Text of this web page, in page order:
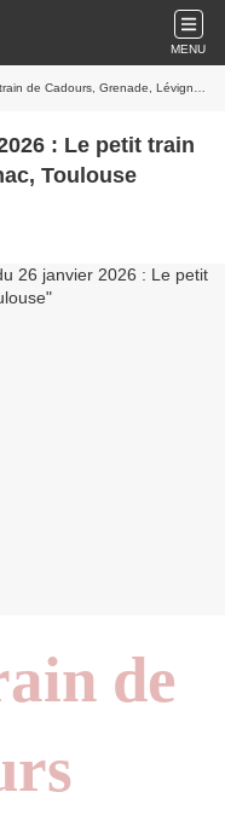
MENU
Grenade, Lévignac, Toulouse
: Le petit train
Toulouse
de